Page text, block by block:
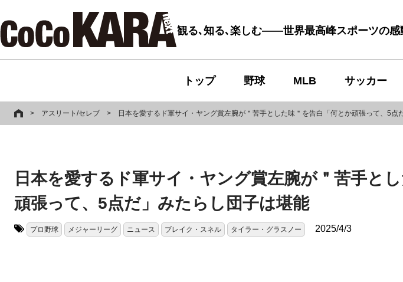
観る､知る､楽しむ――世界最高峰スポーツの感
トップ 野球 MLB サッカー
> アスリート/セレブ > 日本を愛するド軍サイ・ヤング賞左腕が＂苦手とした味＂を告白「何とか頑張って、5点
日本を愛するド軍サイ・ヤング賞左腕が＂苦手と
頑張って、5点だ」みたらし団子は堪能
プロ野球 メジャーリーグ ニュース ブレイク・スネル タイラー・グラスノー 2025/4/3